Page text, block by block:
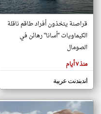
المقالات
هنا عن
وجهة
كاتبيها.
قراصنة يتخذون أفراد طاقم ناقلة
الكيماويات "أسانا" رهائن في
الصومال
منذ ٧ أيام
اندبندنت عربية